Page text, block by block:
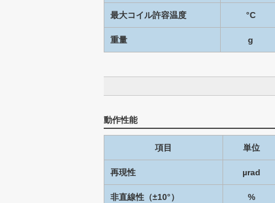
最大コイル許容温度 °C
重量 g
動作性能
項目 単位
再現性 µrad
非直線性（±10°） %